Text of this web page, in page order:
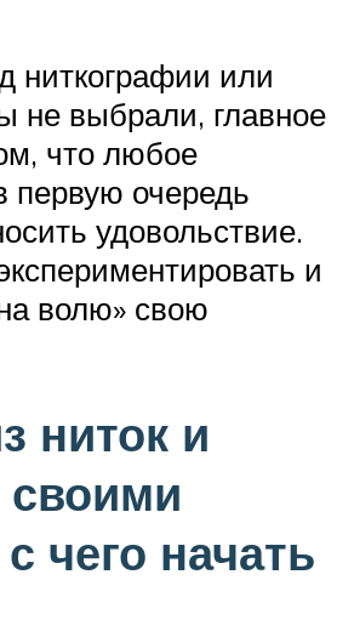
ниткографии или
не выбрали, главное
что любое
первую очередь
удовольствие.
и
волю» свою
ниток и
своими
чего начать